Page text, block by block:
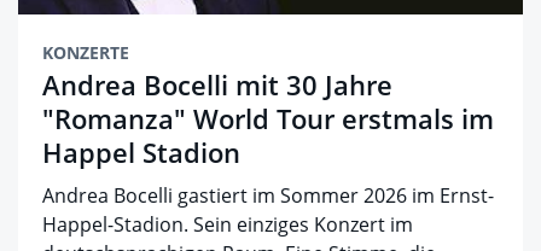
KONZERTE
Andrea Bocelli mit 30 Jahre
"Romanza" World Tour erstmals im
Happel Stadion
Andrea Bocelli gastiert im Sommer 2026 im Ernst-
Happel-Stadion. Sein einziges Konzert im